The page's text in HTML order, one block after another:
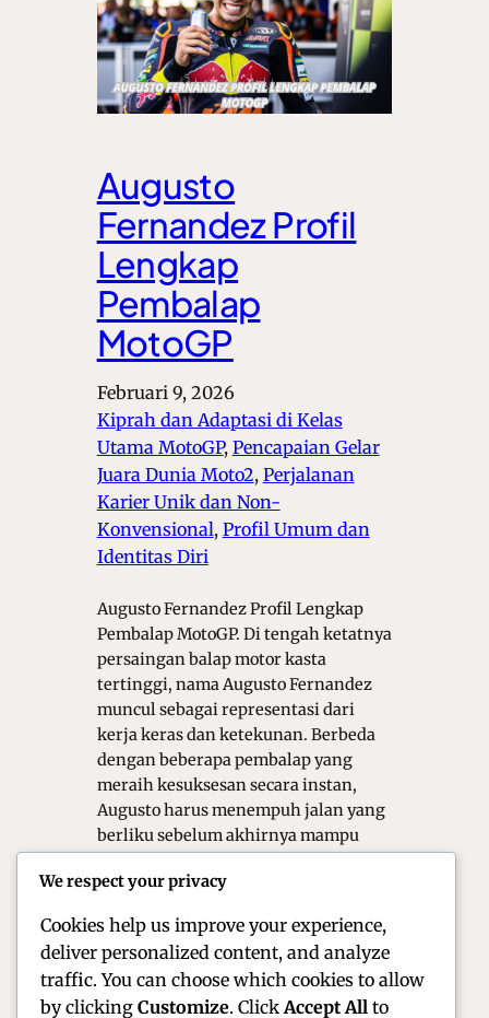
Augusto
Fernandez Profil
Lengkap
Pembalap
MotoGP
Februari 9, 2026
Kiprah dan Adaptasi di Kelas
Utama MotoGP, Pencapaian Gelar
Juara Dunia Moto2, Perjalanan
Karier Unik dan Non-
Konvensional, Profil Umum dan
Identitas Diri
Augusto Fernandez Profil Lengkap
Pembalap MotoGP. Di tengah ketatnya
persaingan balap motor kasta
tertinggi, nama Augusto Fernandez
muncul sebagai representasi dari
kerja keras dan ketekunan. Berbeda
dengan beberapa pembalap yang
meraih kesuksesan secara instan,
Augusto harus menempuh jalan yang
berliku sebelum akhirnya mampu
MotoGP. Artikel ini akan mengulas
We respect your privacy
Cookies help us improve your experience,
deliver personalized content, and analyze
traffic. You can choose which cookies to allow
by clicking Customize. Click Accept All to